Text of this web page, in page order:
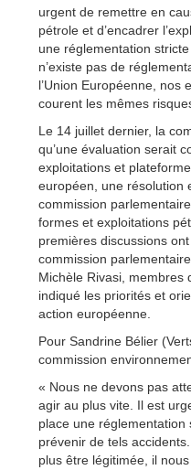
urgent de remettre en
pétrole et d’encadrer
une réglementation
n’existe pas de
l’Union Européenne, nos
courent les mêmes
Le 14 juillet dernier, la
qu’une évaluation serait
exploitations et
européen, une résolution
commission
formes et exploitations
premières discussions
commission
Michèle Rivasi, membres
indiqué les priorités et
action européenne.
Pour Sandrine Bélier
commission
« Nous ne devons pas
agir au plus vite. Il est
place une
prévenir de tels
plus être légitimée, il